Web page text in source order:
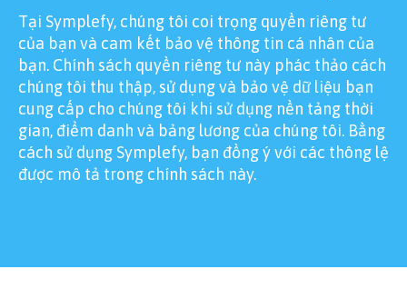
Tại Symplefy, chúng tôi coi trọng quyền riêng tư
của bạn và cam kết bảo vệ thông tin cá nhân của
bạn. Chính sách quyền riêng tư này phác thảo cách
chúng tôi thu thập, sử dụng và bảo vệ dữ liệu bạn
cung cấp cho chúng tôi khi sử dụng nền tảng thời
gian, điểm danh và bảng lương của chúng tôi. Bằng
cách sử dụng Symplefy, bạn đồng ý với các thông lệ
được mô tả trong chính sách này.